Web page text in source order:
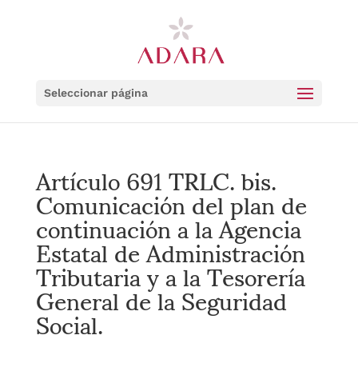
Seleccionar página
Artículo 691 TRLC. bis.
Comunicación del plan de
continuación a la Agencia
Estatal de Administración
Tributaria y a la Tesorería
General de la Seguridad
Social.